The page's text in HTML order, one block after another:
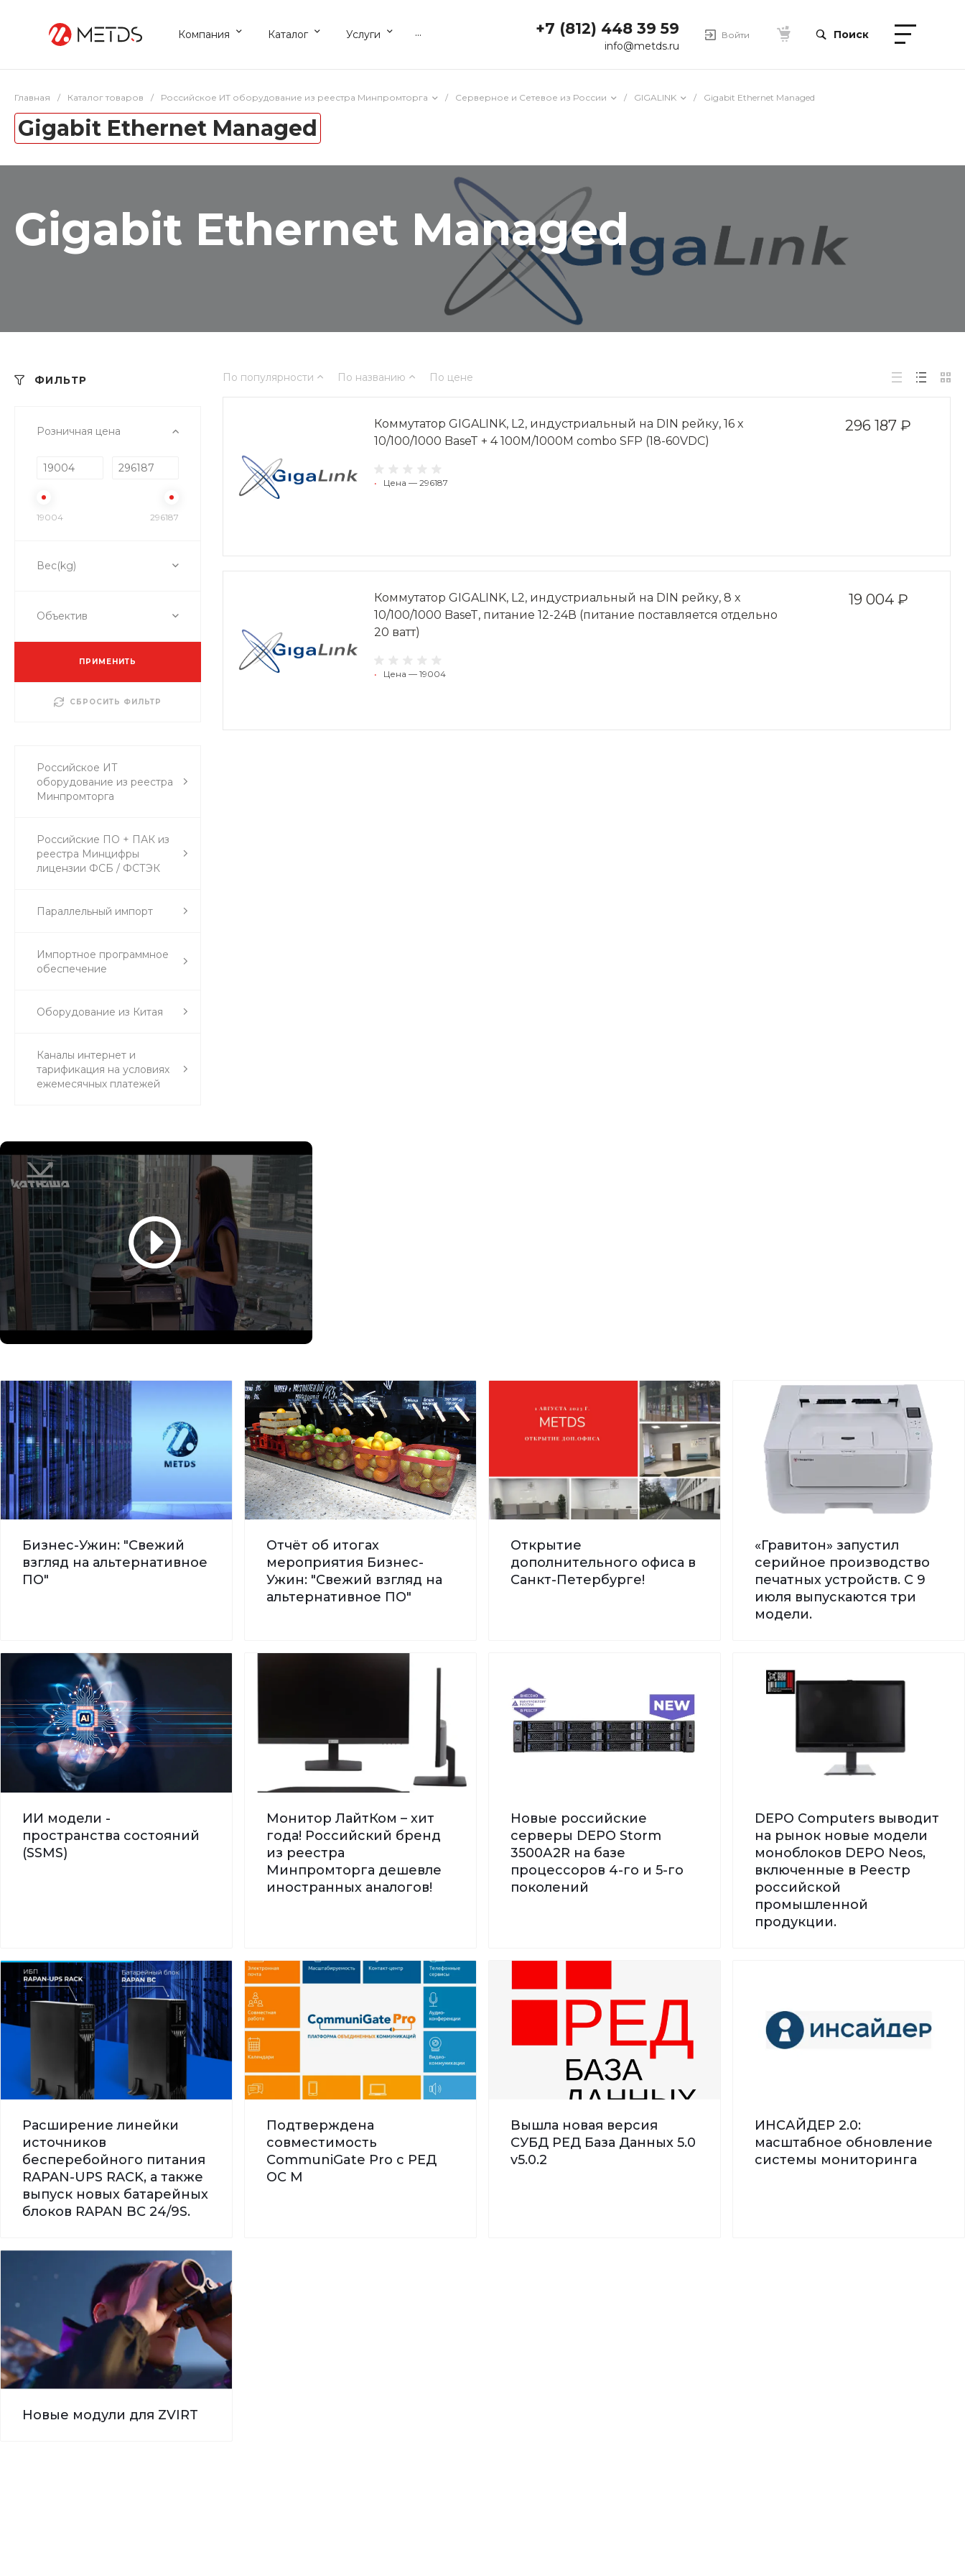
Компания Каталог Услуги ... +7 (812) 448 39 59
info@metds.ru
Войти Поиск
Главная / Каталог товаров / Российское ИТ оборудование из реестра Минпромторга / Серверное и Сетевое из России / GIGALINK / Gigabit Ethernet Managed
Gigabit Ethernet Managed
Gigabit Ethernet Managed
ФИЛЬТР
Розничная цена
19004 296187
Вес(kg)
Объектив
ПРИМЕНИТЬ
СБРОСИТЬ ФИЛЬТР
Российское ИТ
оборудование из реестра
Минпромторга
Российские ПО + ПАК из
реестра Минцифры
лицензии ФСБ / ФСТЭК
Параллельный импорт
Импортное программное
обеспечение
Оборудование из Китая
Каналы интернет и
тарификация на условиях
ежемесячных платежей
По популярности По названию По цене
296 187 ₽
Коммутатор GIGALINK, L2, индустриальный на DIN рейку, 16 x
10/100/1000 BaseT + 4 100M/1000M combo SFP (18-60VDC)
• Цена — 296187
19 004 ₽
Коммутатор GIGALINK, L2, индустриальный на DIN рейку, 8 x
10/100/1000 BaseT, питание 12-24В (питание поставляется отдельно
20 ватт)
• Цена — 19004
Бизнес-Ужин: "Свежий
взгляд на альтернативное
ПО"
Отчёт об итогах
мероприятия Бизнес-
Ужин: "Свежий взгляд на
альтернативное ПО"
Открытие
дополнительного офиса в
Санкт-Петербурге!
«Гравитон» запустил
серийное производство
печатных устройств. С 9
июля выпускаются три
модели.
ИИ модели -
пространства состояний
(SSMS)
Монитор ЛайтКом – хит
года! Российский бренд
из реестра
Минпромторга дешевле
иностранных аналогов!
Новые российские
серверы DEPO Storm
3500А2R на базе
процессоров 4-го и 5-го
поколений
DEPO Computers выводит
на рынок новые модели
моноблоков DEPO Neos,
включенные в Реестр
российской
промышленной
продукции.
Расширение линейки
источников
бесперебойного питания
RAPAN-UPS RACK, а также
выпуск новых батарейных
блоков RAPAN BC 24/9S.
Подтверждена
совместимость
CommuniGate Pro с РЕД
ОС М
Вышла новая версия
СУБД РЕД База Данных 5.0
v5.0.2
ИНСАЙДЕР 2.0:
масштабное обновление
системы мониторинга
Новые модули для ZVIRT